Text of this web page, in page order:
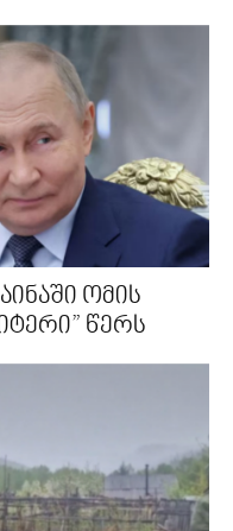
ომის
წერს